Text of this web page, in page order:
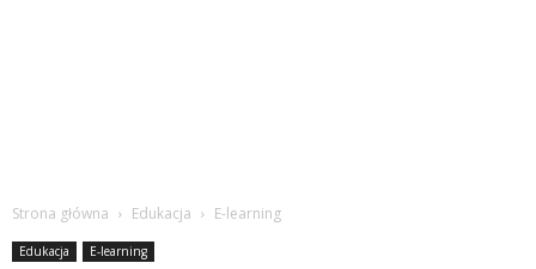
Strona główna Edukacja E-learning
Edukacja E-learning